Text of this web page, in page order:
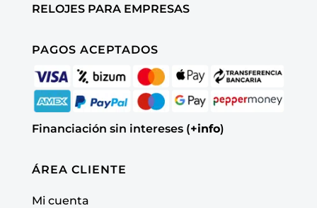
RELOJES PARA EMPRESAS
PAGOS ACEPTADOS
Financiación sin intereses (+info)
ÁREA CLIENTE
Mi cuenta